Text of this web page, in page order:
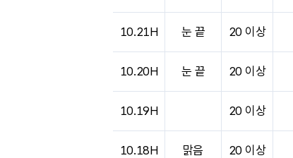
10.21H 눈 끝 20 이상
10.20H 눈 끝 20 이상
10.19H 20 이상
10.18H 맑음 20 이상